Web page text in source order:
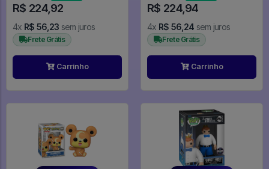
R$ 224,92
4x R$ 56,23 sem juros
Frete Grátis
Carrinho
R$ 224,94
4x R$ 56,24 sem juros
Frete Grátis
Carrinho